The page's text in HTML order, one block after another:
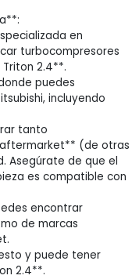
en
turbocompresores
2.4**.
puedes
incluyendo
tanto
(de otras
Asegúrate de que el
es compatible con
encontrar
de marcas
y puede tener
2.4**.